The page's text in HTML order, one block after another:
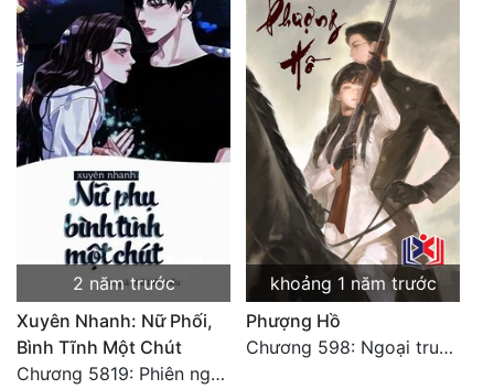
Xuyên Sách
Xuyên Thư
Điền Văn
Đô Thị
Đông Phương
Đông Phương Huyền Huyễn
Đồng Nhân
Cẩu Đạo Trường Sinh
2 năm trước
Xuyên Nhanh: Nữ Phối,
Bình Tĩnh Một Chút
Chương 5819: Phiên ngoại: Trở lại STARS [HẾT]
khoảng 1 năm trước
Phượng Hồ
Chương 598: Ngoại truyện: Tiểu Tiểu Ký